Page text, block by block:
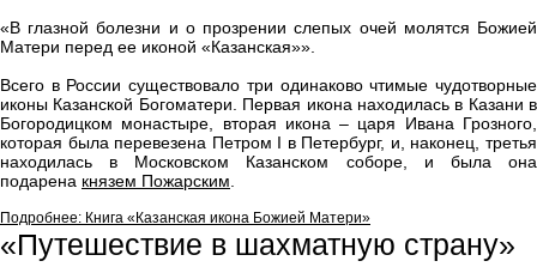
«В глазной болезни и о прозрении слепых очей молятся Божией
Матери перед ее иконой «Казанская»».
Всего в России существовало три одинаково чтимые чудотворные
иконы Казанской Богоматери. Первая икона находилась в Казани в
Богородицком монастыре, вторая икона – царя Ивана Грозного,
которая была перевезена Петром I в Петербург, и, наконец, третья
находилась в Московском Казанском соборе, и была она
подарена князем Пожарским
Подробнее: Книга «Казанская икона Божией Матери»
«Путешествие в шахматную страну»